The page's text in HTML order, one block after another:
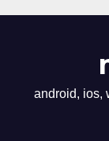
android, ios,